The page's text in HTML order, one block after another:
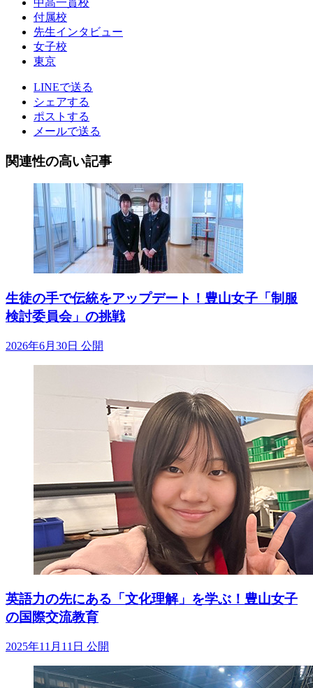
付属校
先生インタビュー
女子校
東京
LINEで送る
シェアする
ポストする
メールで送る
関連性の高い記事
生徒の手で伝統をアップデート！豊山女子「制服
検討委員会」の挑戦
2026年6月30日 公開
英語力の先にある「文化理解」を学ぶ！豊山女子
の国際交流教育
2025年11月11日 公開